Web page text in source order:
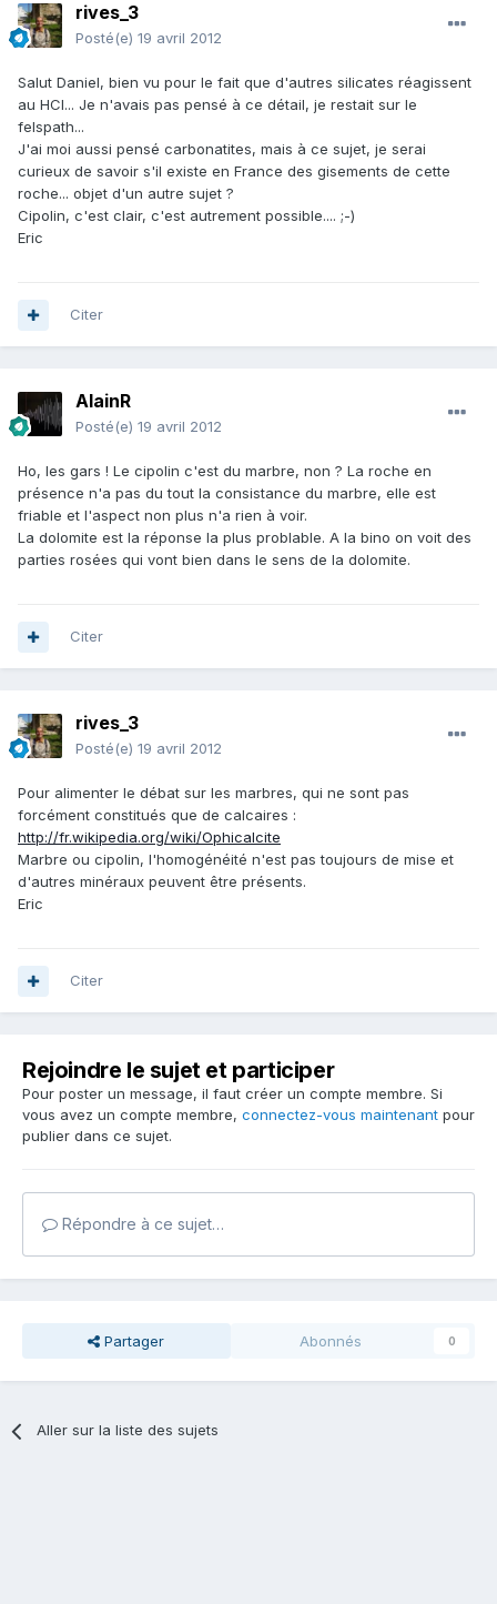
rives_3
Posté(e) 19 avril 2012
Salut Daniel, bien vu pour le fait que d'autres silicates réagissent
au HCl... Je n'avais pas pensé à ce détail, je restait sur le
felspath...
J'ai moi aussi pensé carbonatites, mais à ce sujet, je serai
curieux de savoir s'il existe en France des gisements de cette
roche... objet d'un autre sujet ?
Cipolin, c'est clair, c'est autrement possible.... ;-)
Eric
Citer
AlainR
Posté(e) 19 avril 2012
Ho, les gars ! Le cipolin c'est du marbre, non ? La roche en
présence n'a pas du tout la consistance du marbre, elle est
friable et l'aspect non plus n'a rien à voir.
La dolomite est la réponse la plus problable. A la bino on voit des
parties rosées qui vont bien dans le sens de la dolomite.
Citer
rives_3
Posté(e) 19 avril 2012
Pour alimenter le débat sur les marbres, qui ne sont pas
forcément constitués que de calcaires :
http://fr.wikipedia.org/wiki/Ophicalcite
Marbre ou cipolin, l'homogénéité n'est pas toujours de mise et
d'autres minéraux peuvent être présents.
Eric
Citer
Rejoindre le sujet et participer
Pour poster un message, il faut créer un compte membre. Si
vous avez un compte membre, connectez-vous maintenant pour
publier dans ce sujet.
Répondre à ce sujet…
Partager Abonnés 0
Aller sur la liste des sujets